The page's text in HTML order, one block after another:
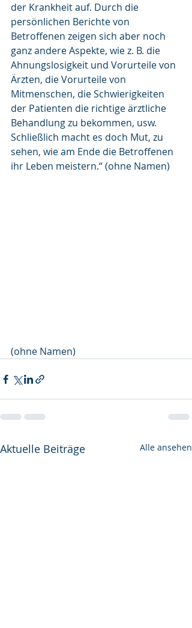
der Krankheit auf. Durch die
persönlichen Berichte von
Betroffenen zeigen sich aber noch
ganz andere Aspekte, wie z. B. die
Ahnungslosigkeit und Vorurteile von
Ärzten, die Vorurteile von
Mitmenschen, die Schwierigkeiten
der Patienten die richtige ärztliche
Behandlung zu bekommen, usw.
Schließlich macht es doch Mut, zu
sehen, wie am Ende die Betroffenen
ihr Leben meistern.“ (ohne Namen)
(ohne Namen)
Aktuelle Beiträge Alle ansehen